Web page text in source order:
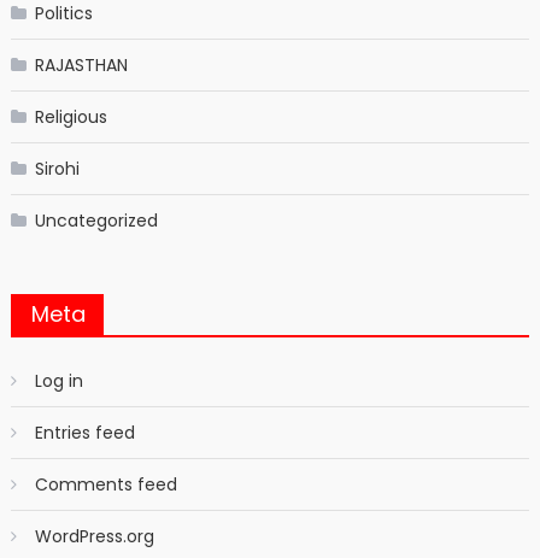
Politics
RAJASTHAN
Religious
Sirohi
Uncategorized
Meta
Log in
Entries feed
Comments feed
WordPress.org